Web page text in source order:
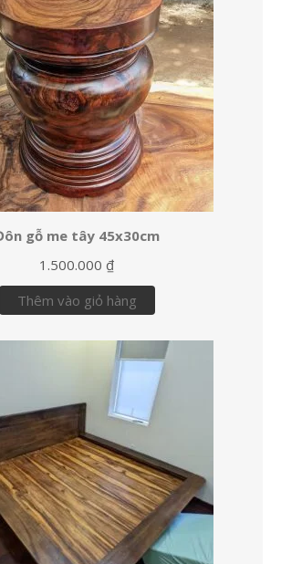
gỗ me tây 45x30cm
1.500.000 ₫
Thêm vào giỏ hàng